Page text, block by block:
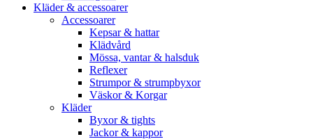
Kläder & accessoarer
Accessoarer
Kepsar & hattar
Klädvård
Mössa, vantar & halsduk
Reflexer
Strumpor & strumpbyxor
Väskor & Korgar
Kläder
Byxor & tights
Jackor & kappor